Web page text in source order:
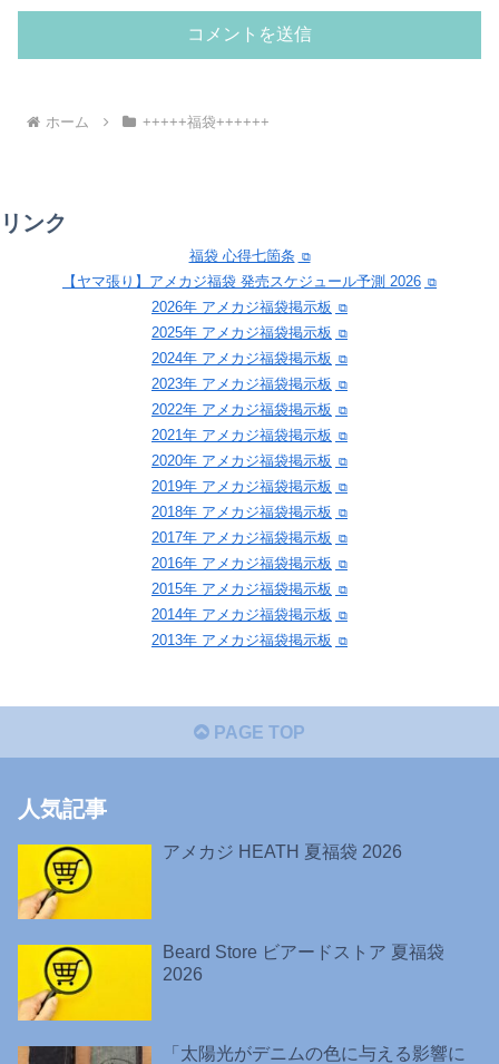
ホーム +++++福袋++++++
リンク
福袋 心得七箇条
【ヤマ張り】アメカジ福袋 発売スケジュール予測 2026
2026年 アメカジ福袋掲示板
2025年 アメカジ福袋掲示板
2024年 アメカジ福袋掲示板
2023年 アメカジ福袋掲示板
2022年 アメカジ福袋掲示板
2021年 アメカジ福袋掲示板
2020年 アメカジ福袋掲示板
2019年 アメカジ福袋掲示板
2018年 アメカジ福袋掲示板
2017年 アメカジ福袋掲示板
2016年 アメカジ福袋掲示板
2015年 アメカジ福袋掲示板
2014年 アメカジ福袋掲示板
2013年 アメカジ福袋掲示板
PAGE TOP
人気記事
アメカジ HEATH 夏福袋 2026
Beard Store ビアードストア 夏福袋
2026
「太陽光がデニムの色に与える影響に